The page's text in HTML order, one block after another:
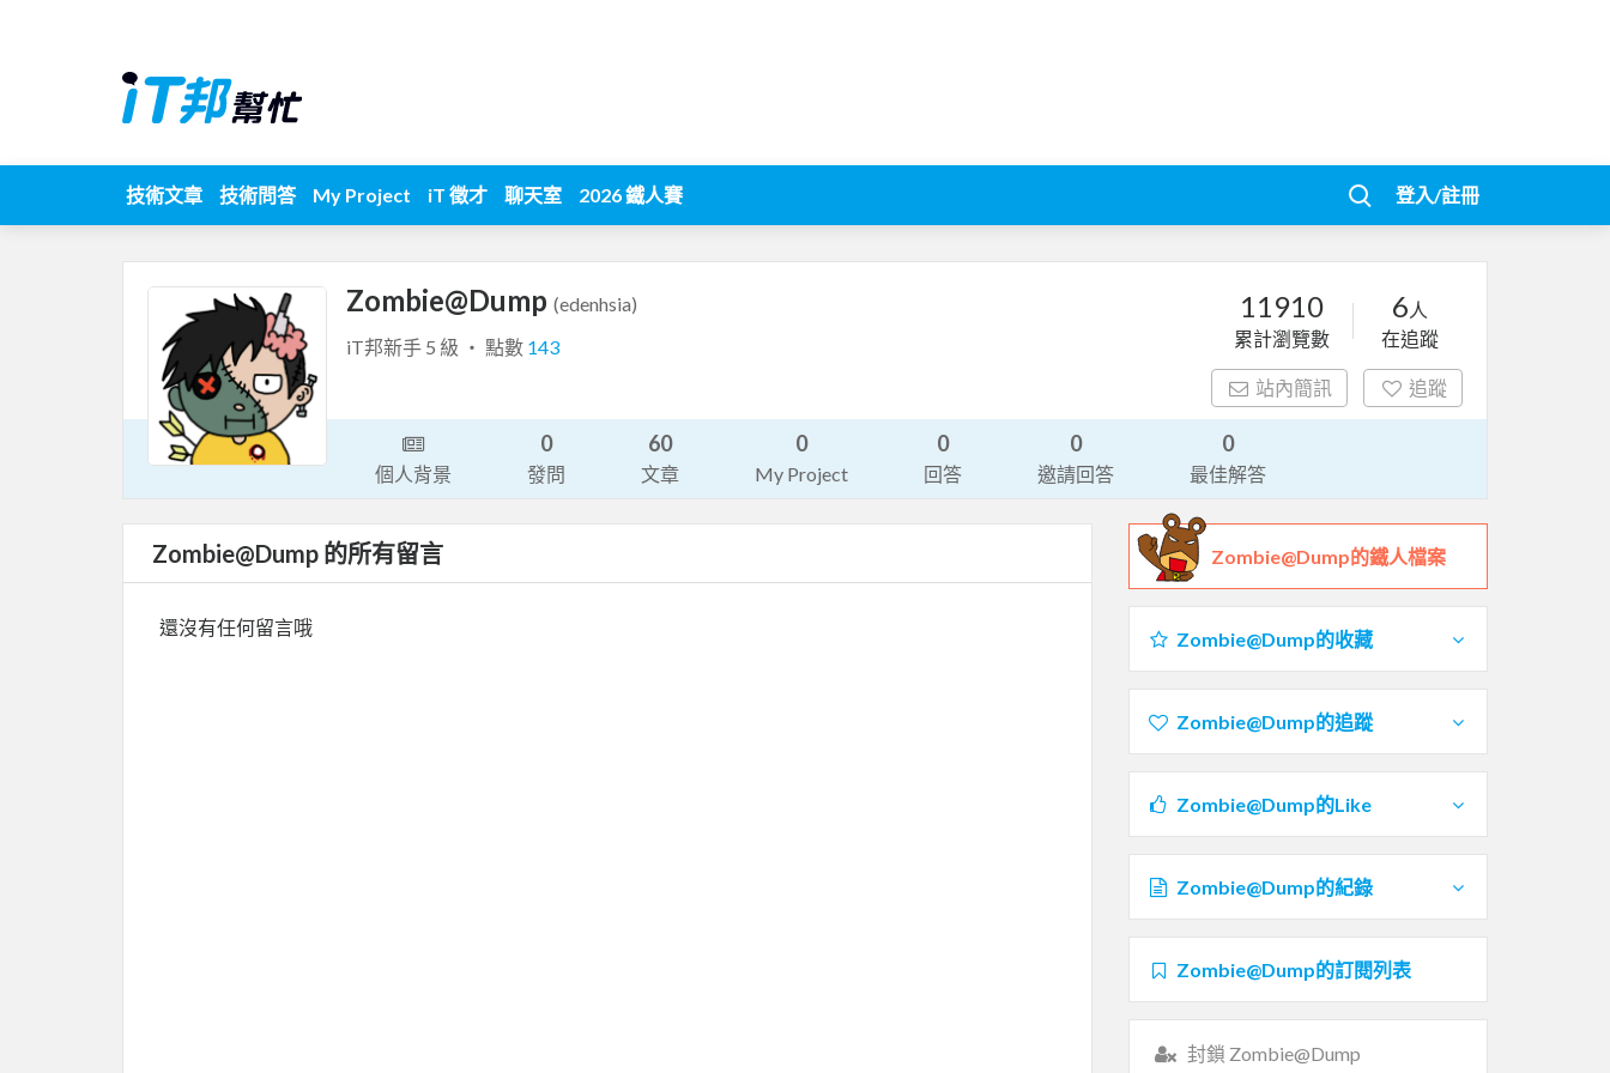
技術文章 技術問答 My Project iT 徵才 聊天室 2026 鐵人賽 登入/註冊
Zombie@Dump (edenhsia)
iT邦新手 5 級 ‧ 點數 143
11910
累計瀏覽數
6 人
在追蹤
站內簡訊 追蹤
個人背景
0
發問
60
文章
0
My Project
0
回答
0
邀請回答
0
最佳解答
Zombie@Dump 的所有留言
還沒有任何留言哦
Zombie@Dump的鐵人檔案
Zombie@Dump的收藏
Zombie@Dump的追蹤
Zombie@Dump的Like
Zombie@Dump的紀錄
Zombie@Dump的訂閱列表
封鎖 Zombie@Dump